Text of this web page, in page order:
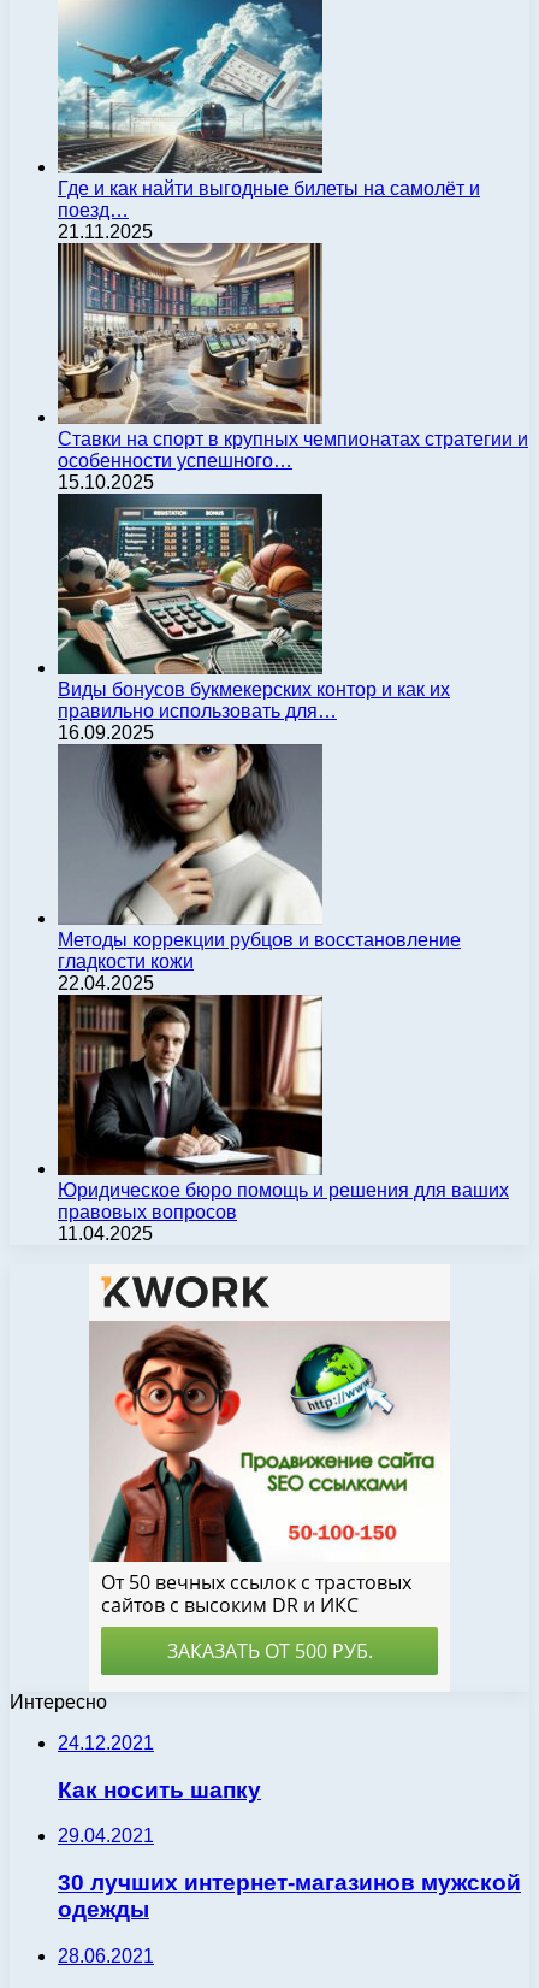
Где и как найти выгодные билеты на самолёт и
поезд…
21.11.2025
Ставки на спорт в крупных чемпионатах стратегии и
особенности успешного…
15.10.2025
Виды бонусов букмекерских контор и как их
правильно использовать для…
16.09.2025
Методы коррекции рубцов и восстановление
гладкости кожи
22.04.2025
Юридическое бюро помощь и решения для ваших
правовых вопросов
11.04.2025
Интересно
24.12.2021
Как носить шапку
29.04.2021
30 лучших интернет-магазинов мужской
одежды
28.06.2021